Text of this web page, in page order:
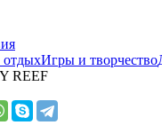
Игры и творчество
REEF